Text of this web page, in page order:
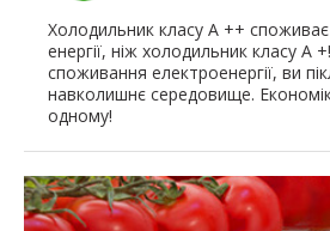
Холодильник класу А ++
енергії, ніж холодильник класу А
споживання електроенергії, ви
навколишнє середовище.
одному!